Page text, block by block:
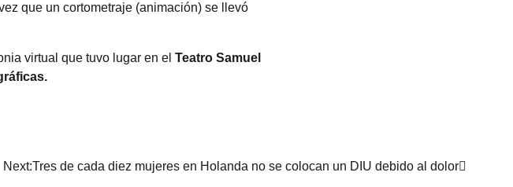
que un cortometraje (animación) se llevó
virtual que tuvo lugar en el Teatro Samuel
Next:Tres de cada diez mujeres en Holanda no se colocan un DIU debido al dolor